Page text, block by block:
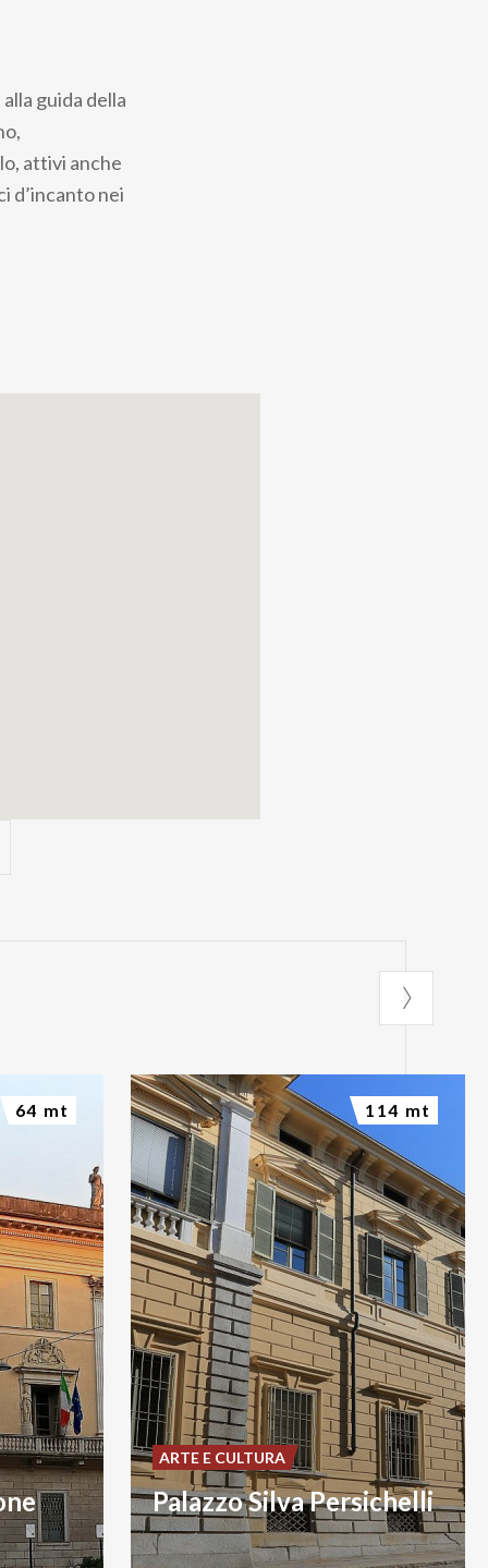
alla guida della
attivi anche
d’incanto nei
64 mt
Palazzo Silva Persichelli
ARTE E CULTURA
114 mt